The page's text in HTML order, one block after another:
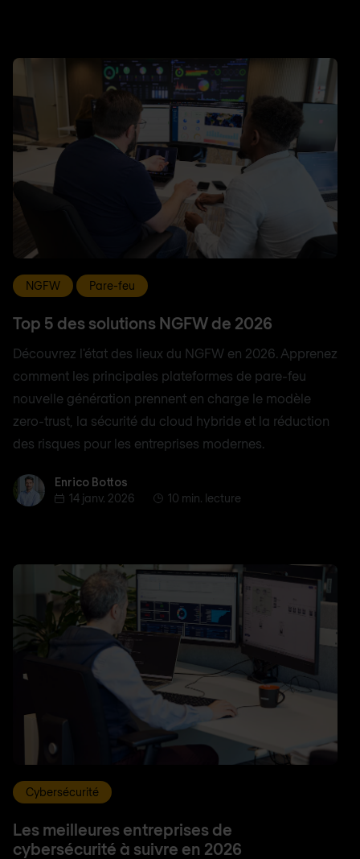
NGFW Pare-feu
Top 5 des solutions NGFW de 2026
Découvrez l'état des lieux du NGFW en 2026. Apprenez
comment les principales plateformes de pare-feu
nouvelle génération prennent en charge le modèle
zero-trust, la sécurité du cloud hybride et la réduction
des risques pour les entreprises modernes.
Enrico BottosEnrico Bottos
14 janv. 2026
10 min. lecture
Cybersécurité
Les meilleures entreprises de
cybersécurité à suivre en 2026